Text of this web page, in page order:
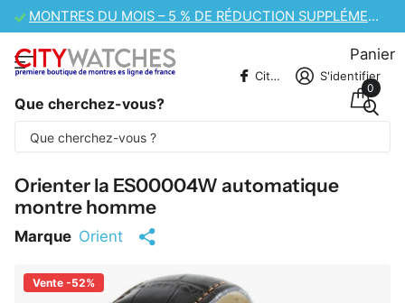
VENTE DE MONTRES CASIO – 10 % DE RÉDUCTION SUPPLÉMENTAIRE
Que cherchez-vous?
CitywatchesFR S'identifier
Panier
0
Une partie du contenu est traduite
automatiquement.
Orienter la ES00004W automatique
montre homme
Marque Orient
Vente -52%